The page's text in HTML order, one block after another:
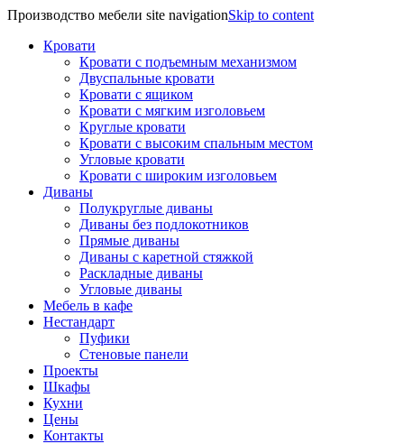
Производство мебели site navigationSkip to content
Кровати
Кровати с подъемным механизмом
Двуспальные кровати
Кровати с ящиком
Кровати с мягким изголовьем
Круглые кровати
Кровати с высоким спальным местом
Угловые кровати
Кровати с широким изголовьем
Диваны
Полукруглые диваны
Диваны без подлокотников
Прямые диваны
Диваны с каретной стяжкой
Раскладные диваны
Угловые диваны
Мебель в кафе
Нестандарт
Пуфики
Стеновые панели
Проекты
Шкафы
Кухни
Цены
Контакты